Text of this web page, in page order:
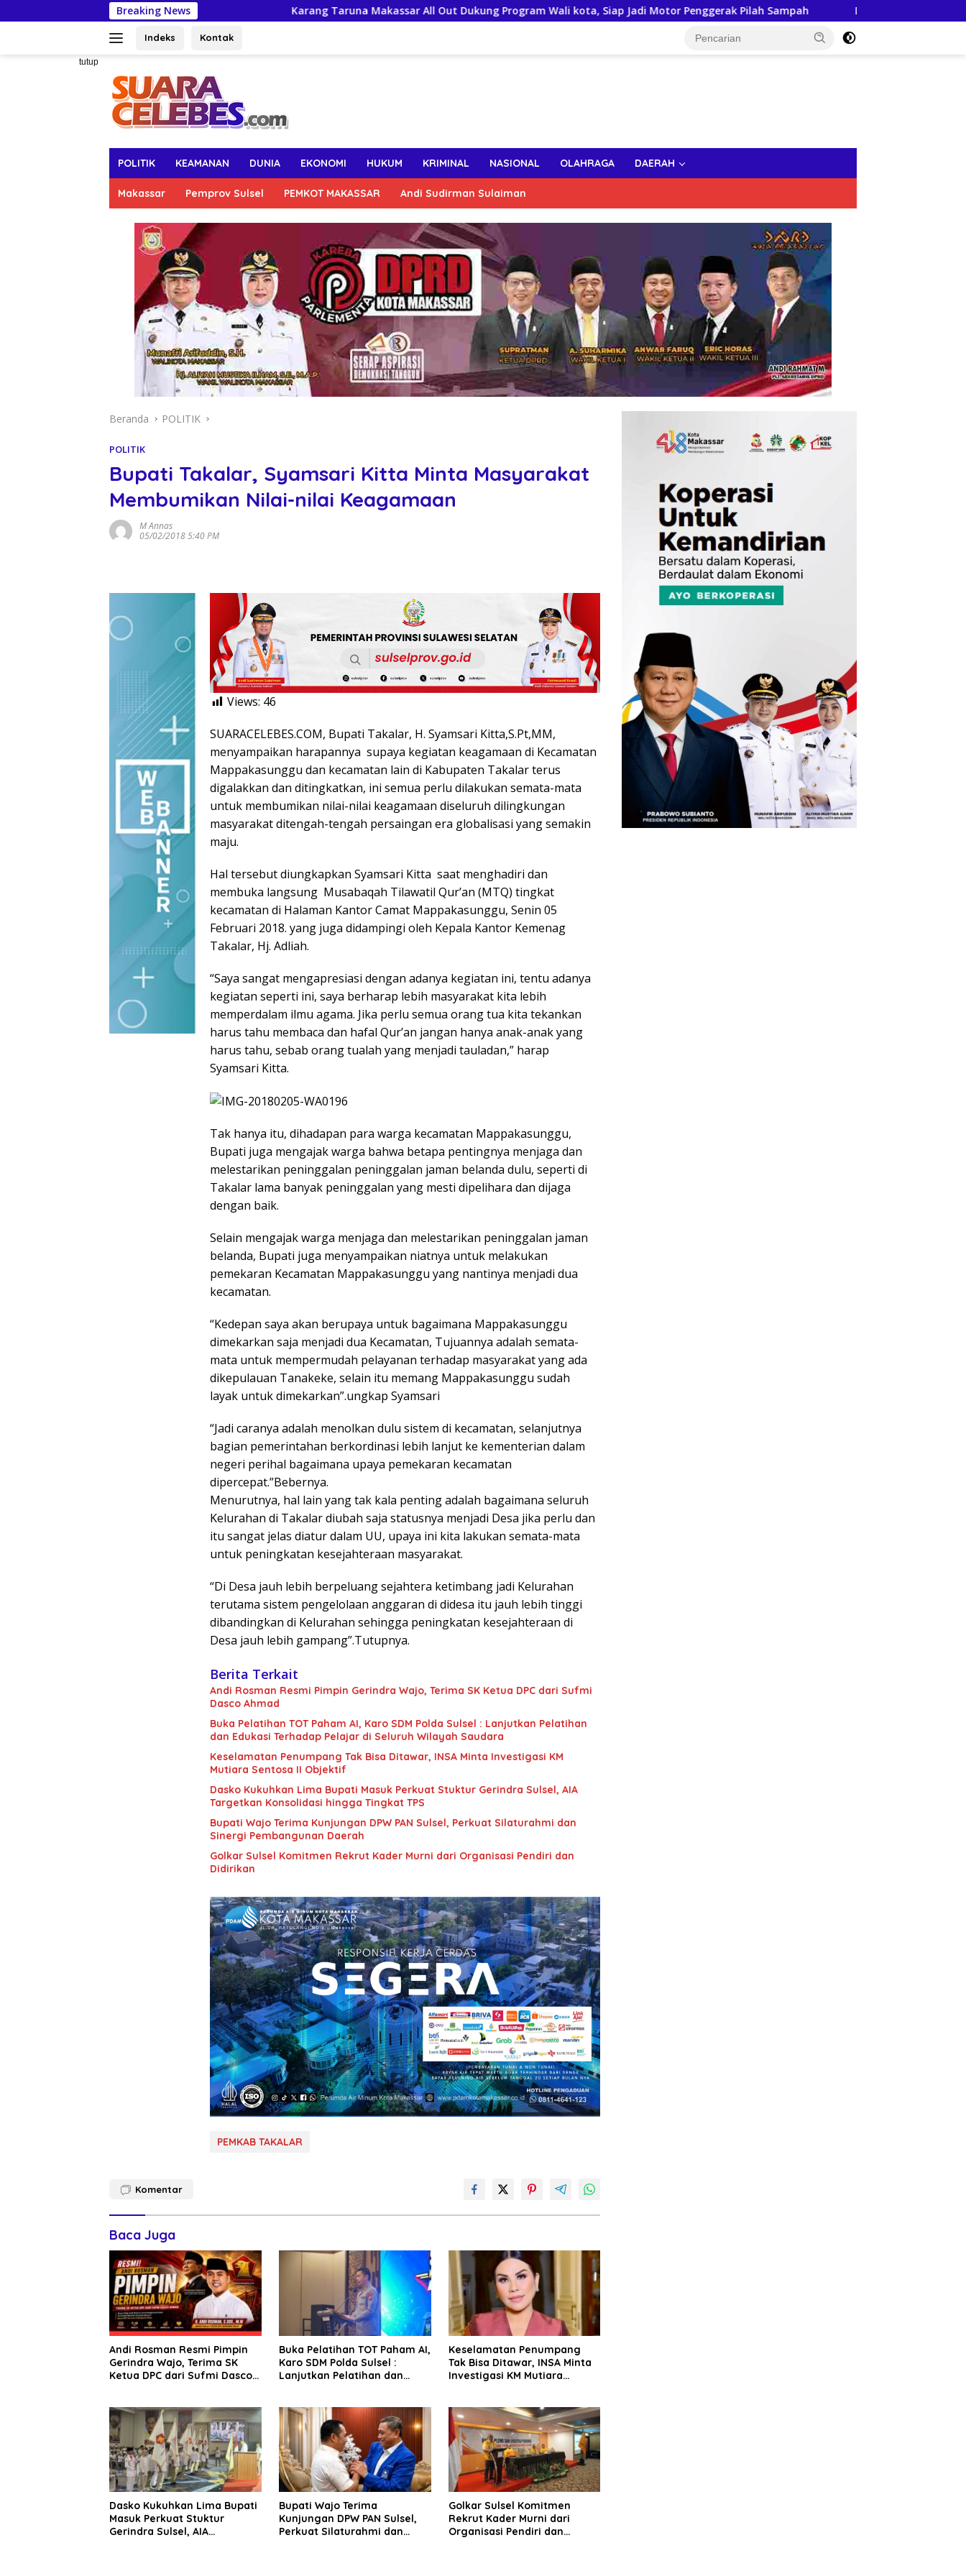
ke
Breaking News Karang Taruna Makassar All Out Dukung Program Wali kota, Siap Jadi Motor Penggerak Pilah Sampah DWP Makassar dan Bhayangkari
Indeks Kontak
tutup
POLITIK KEAMANAN DUNIA EKONOMI HUKUM KRIMINAL NASIONAL OLAHRAGA DAERAH
Makassar Pemprov Sulsel PEMKOT MAKASSAR Andi Sudirman Sulaiman
Beranda POLITIK
POLITIK
Bupati Takalar, Syamsari Kitta Minta Masyarakat
Membumikan Nilai-nilai Keagamaan
M Annas
05/02/2018 5:40 PM
Views: 46
SUARACELEBES.COM, Bupati Takalar, H. Syamsari Kitta,S.Pt,MM,
menyampaikan harapannya supaya kegiatan keagamaan di Kecamatan
Mappakasunggu dan kecamatan lain di Kabupaten Takalar terus
digalakkan dan ditingkatkan, ini semua perlu dilakukan semata-mata
untuk membumikan nilai-nilai keagamaan diseluruh dilingkungan
masyarakat ditengah-tengah persaingan era globalisasi yang semakin
maju.
Hal tersebut diungkapkan Syamsari Kitta saat menghadiri dan
membuka langsung Musabaqah Tilawatil Qur’an (MTQ) tingkat
kecamatan di Halaman Kantor Camat Mappakasunggu, Senin 05
Februari 2018. yang juga didampingi oleh Kepala Kantor Kemenag
Takalar, Hj. Adliah.
“Saya sangat mengapresiasi dengan adanya kegiatan ini, tentu adanya
kegiatan seperti ini, saya berharap lebih masyarakat kita lebih
memperdalam ilmu agama. Jika perlu semua orang tua kita tekankan
harus tahu membaca dan hafal Qur’an jangan hanya anak-anak yang
harus tahu, sebab orang tualah yang menjadi tauladan,” harap
Syamsari Kitta.
Tak hanya itu, dihadapan para warga kecamatan Mappakasunggu,
Bupati juga mengajak warga bahwa betapa pentingnya menjaga dan
melestarikan peninggalan peninggalan jaman belanda dulu, seperti di
Takalar lama banyak peninggalan yang mesti dipelihara dan dijaga
dengan baik.
Selain mengajak warga menjaga dan melestarikan peninggalan jaman
belanda, Bupati juga menyampaikan niatnya untuk melakukan
pemekaran Kecamatan Mappakasunggu yang nantinya menjadi dua
kecamatan.
“Kedepan saya akan berupaya untuk bagaimana Mappakasunggu
dimekarkan saja menjadi dua Kecamatan, Tujuannya adalah semata-
mata untuk mempermudah pelayanan terhadap masyarakat yang ada
dikepulauan Tanakeke, selain itu memang Mappakasunggu sudah
layak untuk dimekarkan”.ungkap Syamsari
“Jadi caranya adalah menolkan dulu sistem di kecamatan, selanjutnya
bagian pemerintahan berkordinasi lebih lanjut ke kementerian dalam
negeri perihal bagaimana upaya pemekaran kecamatan
dipercepat.”Bebernya.
Menurutnya, hal lain yang tak kala penting adalah bagaimana seluruh
Kelurahan di Takalar diubah saja statusnya menjadi Desa jika perlu dan
itu sangat jelas diatur dalam UU, upaya ini kita lakukan semata-mata
untuk peningkatan kesejahteraan masyarakat.
“Di Desa jauh lebih berpeluang sejahtera ketimbang jadi Kelurahan
terutama sistem pengelolaan anggaran di didesa itu jauh lebih tinggi
dibandingkan di Kelurahan sehingga peningkatan kesejahteraan di
Desa jauh lebih gampang”.Tutupnya.
Berita Terkait
Andi Rosman Resmi Pimpin Gerindra Wajo, Terima SK Ketua DPC dari Sufmi
Dasco Ahmad
Buka Pelatihan TOT Paham AI, Karo SDM Polda Sulsel : Lanjutkan Pelatihan
dan Edukasi Terhadap Pelajar di Seluruh Wilayah Saudara
Keselamatan Penumpang Tak Bisa Ditawar, INSA Minta Investigasi KM
Mutiara Sentosa II Objektif
Dasko Kukuhkan Lima Bupati Masuk Perkuat Stuktur Gerindra Sulsel, AIA
Targetkan Konsolidasi hingga Tingkat TPS
Bupati Wajo Terima Kunjungan DPW PAN Sulsel, Perkuat Silaturahmi dan
Sinergi Pembangunan Daerah
Golkar Sulsel Komitmen Rekrut Kader Murni dari Organisasi Pendiri dan
Didirikan
PEMKAB TAKALAR
Komentar
Baca Juga
Andi Rosman Resmi Pimpin
Gerindra Wajo, Terima SK
Ketua DPC dari Sufmi Dasco
Buka Pelatihan TOT Paham AI,
Karo SDM Polda Sulsel :
Lanjutkan Pelatihan dan
Keselamatan Penumpang
Tak Bisa Ditawar, INSA Minta
Investigasi KM Mutiara
Dasko Kukuhkan Lima Bupati
Masuk Perkuat Stuktur
Gerindra Sulsel, AIA
Bupati Wajo Terima
Kunjungan DPW PAN Sulsel,
Perkuat Silaturahmi dan
Golkar Sulsel Komitmen
Rekrut Kader Murni dari
Organisasi Pendiri dan